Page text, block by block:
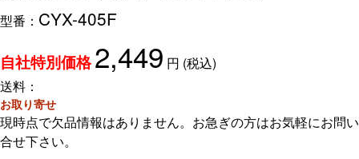
型番： CYX-405F
自社特別価格 2,449 円 (税込)
送料：
お取り寄せ
現時点で欠品情報はありません。お急ぎの方はお気軽にお問い
合せ下さい。